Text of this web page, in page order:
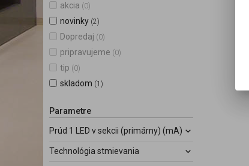
akcia (0)
novinky (2)
Dopredaj (0)
pripravujeme (0)
tip (0)
skladom (1)
Parametre
Prúd 1 LED v sekcii (primárny) (mA)
Technológia stmievania